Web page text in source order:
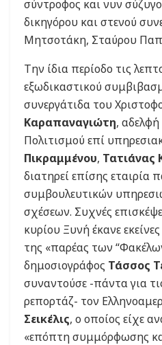
σύντροφος και νυν
δικηγόρου και στενού
Μητσοτάκη, Σταύρου
Την ίδια περίοδο τις
εξωδικαστικού
συνεργάτιδα του
Καραπαναγιώτη,
Πολιτισμού επί
Πικραμμένου, Τατιάνας
διατηρεί επίσης εταιρία
συμβουλευτικών
σχέσεων. Συχνές
κυρίου Ξυνή έκανε
της «παρέας των
δημοσιογράφος Τάσσος
συναντούσε -πάντα για
ρεπορτάζ- τον
Σεικέλις, ο οποίος είχε
«επόπτη συμμόρφωσης